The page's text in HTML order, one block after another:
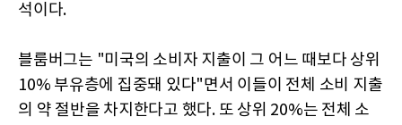
석이다.
블룸버그는 "미국의 소비자 지출이 그 어느 때보다 상위
10% 부유층에 집중돼 있다"면서 이들이 전체 소비 지출
의 약 절반을 차지한다고 했다. 또 상위 20%는 전체 소